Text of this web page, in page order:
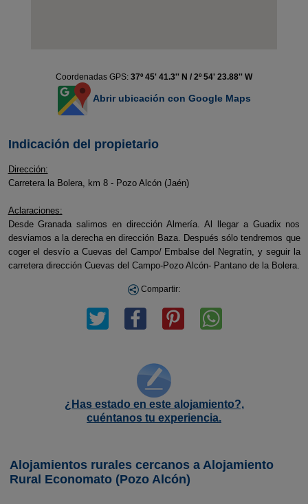
Coordenadas GPS: 37º 45' 41.3'' N / 2º 54' 23.88'' W
Abrir ubicación con Google Maps
Indicación del propietario
Dirección:
Carretera la Bolera, km 8 - Pozo Alcón (Jaén)
Aclaraciones:
Desde Granada salimos en dirección Almería. Al llegar a Guadix nos
desviamos a la derecha en dirección Baza. Después sólo tendremos que
coger el desvío a Cuevas del Campo/ Embalse del Negratín, y seguir la
carretera dirección Cuevas del Campo-Pozo Alcón- Pantano de la Bolera.
Compartir:
¿Has estado en este alojamiento?,
cuéntanos tu experiencia.
Alojamientos rurales cercanos a Alojamiento
Rural Economato (Pozo Alcón)